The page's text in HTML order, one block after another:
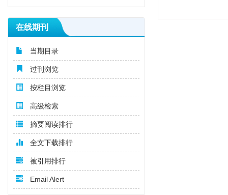
在线期刊
当期目录
过刊浏览
按栏目浏览
高级检索
摘要阅读排行
全文下载排行
被引用排行
Email Alert